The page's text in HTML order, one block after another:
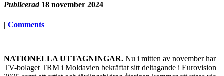
Publicerad 18 november 2024
| Comments
NATIONELLA UTTAGNINGAR. Nu i mitten av november har
TV-bolaget TRM i Moldavien bekräftat sitt deltagande i Eurovision